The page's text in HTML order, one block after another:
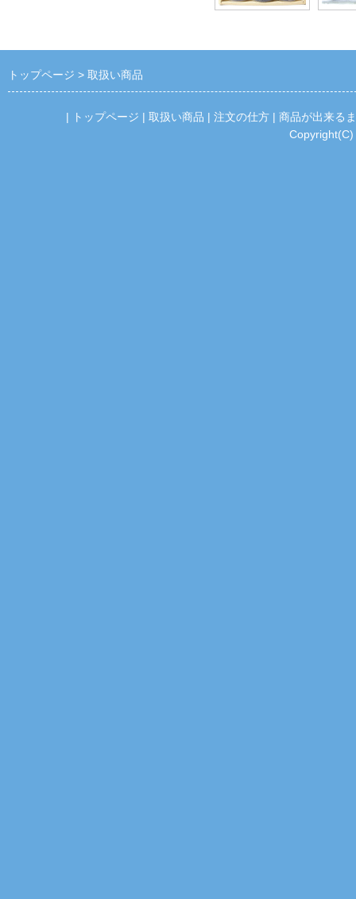
トップページ 取扱い商品
| トップページ | 取扱い商品 | 注文の仕方 | 商品が出来る